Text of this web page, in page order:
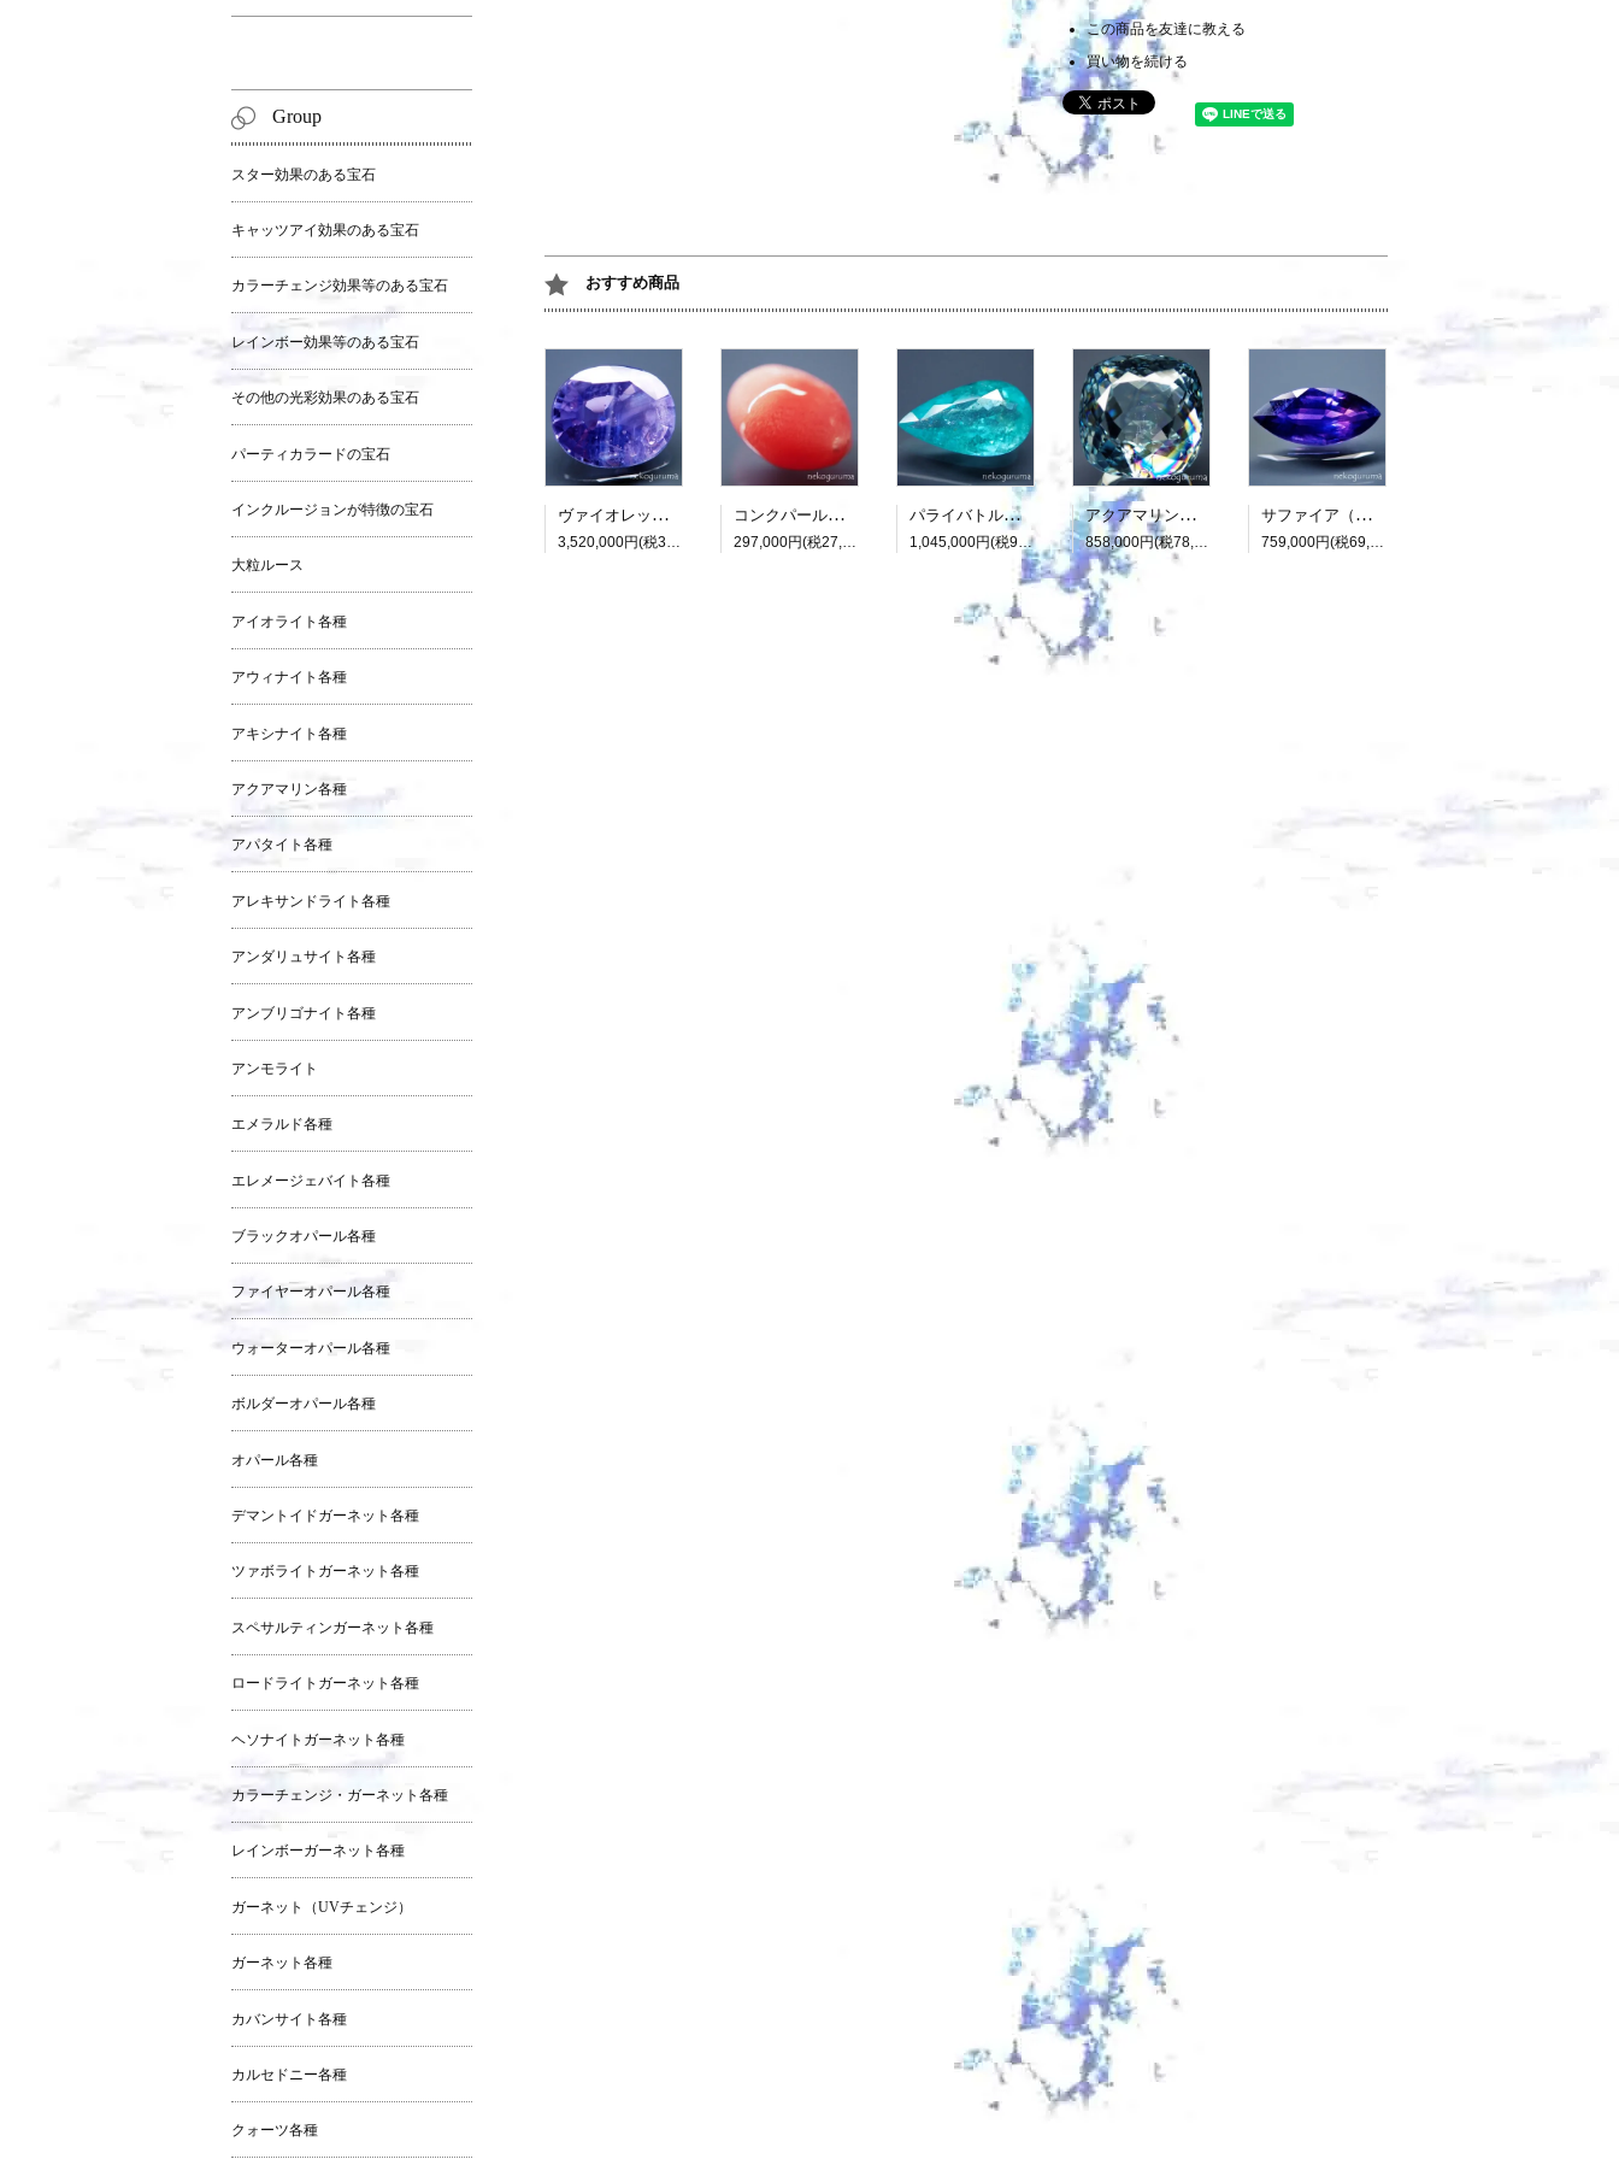
この商品を友達に教える
買い物を続ける
おすすめ商品
ヴァイオレットサファイア：7.418ct（非加熱：中宝研鑑別書付属）
3,520,000円(税320,000円)
コンクパール：0.990ct（中央宝石研究所鑑別書付属）
297,000円(税27,000円)
パライバトルマリン：3.482ct（中央宝石研究所鑑別書付属）
1,045,000円(税95,000円)
アクアマリン（光彩効果）：15.893ct（中央宝石研究所鑑別書付属）
858,000円(税78,000円)
サファイア（パーティカラード）：2.136ct（非加熱：中宝研鑑別書付属）
759,000円(税69,000円)
Group
スター効果のある宝石
キャッツアイ効果のある宝石
カラーチェンジ効果等のある宝石
レインボー効果等のある宝石
その他の光彩効果のある宝石
パーティカラードの宝石
インクルージョンが特徴の宝石
大粒ルース
アイオライト各種
アウィナイト各種
アキシナイト各種
アクアマリン各種
アパタイト各種
アレキサンドライト各種
アンダリュサイト各種
アンブリゴナイト各種
アンモライト
エメラルド各種
エレメージェバイト各種
ブラックオパール各種
ファイヤーオパール各種
ウォーターオパール各種
ボルダーオパール各種
オパール各種
デマントイドガーネット各種
ツァボライトガーネット各種
スペサルティンガーネット各種
ロードライトガーネット各種
ヘソナイトガーネット各種
カラーチェンジ・ガーネット各種
レインボーガーネット各種
ガーネット（UVチェンジ）
ガーネット各種
カバンサイト各種
カルセドニー各種
クォーツ各種